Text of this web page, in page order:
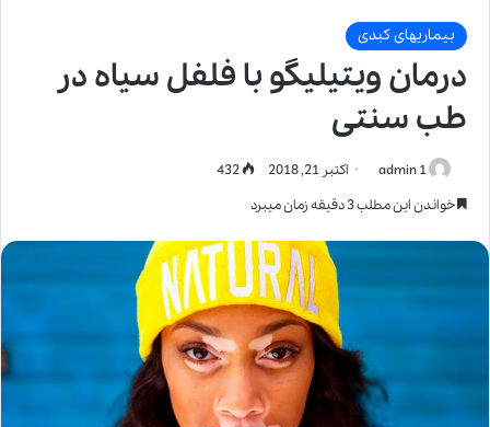
بیماریهای کبدی
درمان ویتیلیگو با فلفل سیاه در
طب سنتی
admin 1 اکتبر 21, 2018
خواندن این مطلب 3 دقیقه زمان میبرد